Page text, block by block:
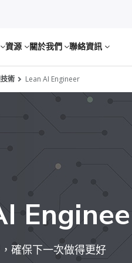
資源 關於我們 聯絡資訊
術 Lean AI Engineer
確保下一次做得更好